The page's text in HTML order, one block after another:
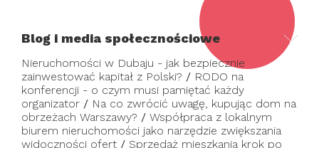
Blog i media społecznościowe
Nieruchomości w Dubaju - jak bezpiecznie
zainwestować kapitał z Polski? / RODO na
konferencji - o czym musi pamiętać każdy
organizator / Na co zwrócić uwagę, kupując dom na
obrzeżach Warszawy? / Współpraca z lokalnym
biurem nieruchomości jako narzędzie zwiększania
widoczności ofert / Sprzedaż mieszkania krok po